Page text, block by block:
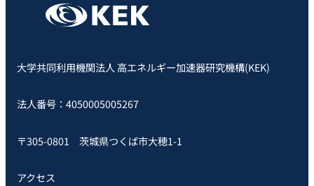
大学共同利用機関法人 高エネルギー加速器研究機構(KEK)
法人番号：4050005005267
〒305-0801 茨城県つくば市大穂1-1
アクセス